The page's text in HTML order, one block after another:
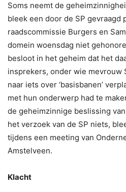
Soms neemt de
bleek een door de SP gevraagd
raadscommissie Burgers en
domein woensdag niet
besloot in het geheim dat het
insprekers, onder wie mevrouw
naar iets over ‘basisbanen’
met hun onderwerp had te
de geheimzinnige beslissing
het verzoek van de SP niets,
tijdens een meeting van
Amstelveen.
Klacht